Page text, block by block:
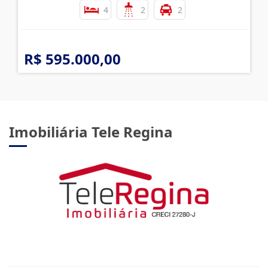
4 2 2
R$ 595.000,00
Imobiliária Tele Regina